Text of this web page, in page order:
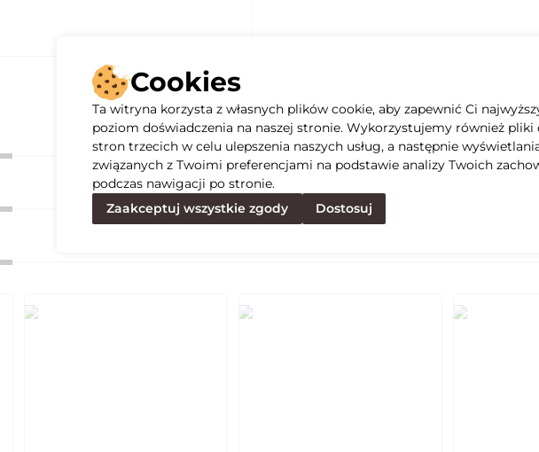
Cookies
Ta witryna korzysta z własnych plików cookie, aby zapewnić Ci
poziom doświadczenia na naszej stronie. Wykorzystujemy również pliki
stron trzecich w celu ulepszenia naszych usług, a następnie
związanych z Twoimi preferencjami na podstawie analizy Twoich
podczas nawigacji po stronie.
Zaakceptuj wszystkie zgody
Dostosuj